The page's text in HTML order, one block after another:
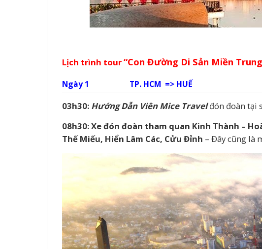
Lịch trình tour“Con Đường Di Sản Miền
Ngày 1 TP. HCM => HUẾ
03h30: Hướng Dẫn ViênMice Travelđón đoàn tại
08h30: Xe đón đoàn tham quan Kinh Thành –
Thế Miếu, Hiển Lâm Các, Cửu Đỉnh – Đây cũng là